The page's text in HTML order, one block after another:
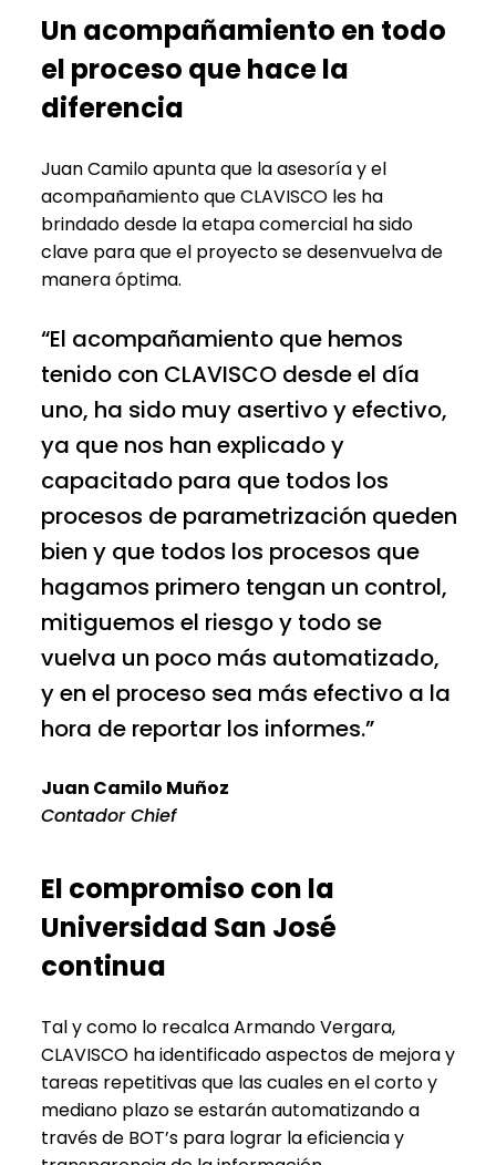
Un acompañamiento en todo
el proceso que hace la
diferencia
Juan Camilo apunta que la asesoría y el
acompañamiento que CLAVISCO les ha
brindado desde la etapa comercial ha sido
clave para que el proyecto se desenvuelva de
manera óptima.
“El acompañamiento que hemos
tenido con CLAVISCO desde el día
uno, ha sido muy asertivo y efectivo,
ya que nos han explicado y
capacitado para que todos los
procesos de parametrización queden
bien y que todos los procesos que
hagamos primero tengan un control,
mitiguemos el riesgo y todo se
vuelva un poco más automatizado,
y en el proceso sea más efectivo a la
hora de reportar los informes.”
Juan Camilo Muñoz
Contador Chief
El compromiso con la
Universidad San José
continua
Tal y como lo recalca Armando Vergara,
CLAVISCO ha identificado aspectos de mejora y
tareas repetitivas que las cuales en el corto y
mediano plazo se estarán automatizando a
través de BOT’s para lograr la eficiencia y